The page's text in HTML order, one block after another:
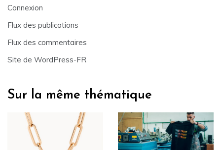
Connexion
Flux des publications
Flux des commentaires
Site de WordPress-FR
Sur la même thématique